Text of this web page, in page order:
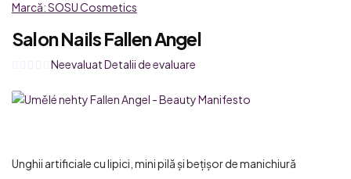
Marcă:SOSU Cosmetics
Salon Nails Fallen Angel
Evaluarea
a
din
NeevaluatDetalii de evaluare
Unghii artificiale cu lipici, mini pilă și bețișor de manichiură